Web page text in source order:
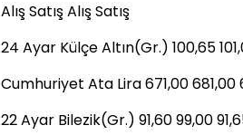
Alış Satış Alış Satış
24 Ayar Külçe Altın(Gr.) 100,65
Cumhuriyet Ata Lira 671,00
22 Ayar Bilezik(Gr.) 91,60 99,00